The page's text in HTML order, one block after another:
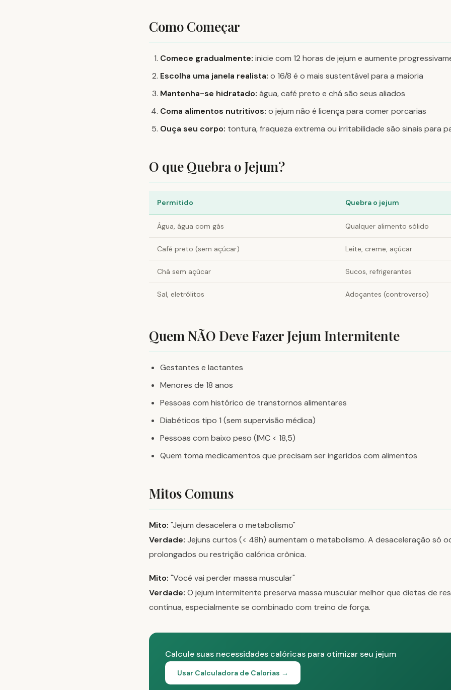
Como Começar
Comece gradualmente: inicie com 12 horas de jejum e aumente
Escolha uma janela realista: o 16/8 é o mais sustentável para a maioria
Mantenha-se hidratado: água, café preto e chá são seus aliados
Coma alimentos nutritivos: o jejum não é licença para comer porcarias
Ouça seu corpo: tontura, fraqueza extrema ou irritabilidade são sinais para
O que Quebra o Jejum?
Permitido Quebra o jejum
Água, água com gás Qualquer alimento sólido
Café preto (sem açúcar) Leite, creme, açúcar
Chá sem açúcar Sucos, refrigerantes
Sal, eletrólitos Adoçantes (controverso)
Quem NÃO Deve Fazer Jejum Intermitente
Gestantes e lactantes
Menores de 18 anos
Pessoas com histórico de transtornos alimentares
Diabéticos tipo 1 (sem supervisão médica)
Pessoas com baixo peso (IMC < 18,5)
Quem toma medicamentos que precisam ser ingeridos com alimentos
Mitos Comuns
Mito: "Jejum desacelera o metabolismo"
Verdade: Jejuns curtos (< 48h) aumentam o metabolismo. A desaceleração só
prolongados ou restrição calórica crônica.
Mito: "Você vai perder massa muscular"
Verdade: O jejum intermitente preserva massa muscular melhor que dietas de
contínua, especialmente se combinado com treino de força.
Calcule suas necessidades calóricas para otimizar seu jejum
Usar Calculadora de Calorias →